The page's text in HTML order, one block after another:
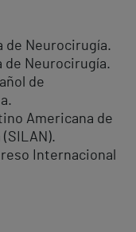
de Neurocirugía.
de Neurocirugía.
de
Americana de
Internacional